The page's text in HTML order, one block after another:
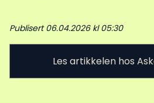
Publisert 06.04.2026 kl 05:30
Les artikkelen hos